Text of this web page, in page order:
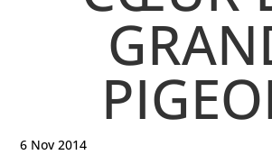
6 Nov 2014